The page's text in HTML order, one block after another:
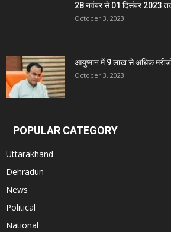
28 नवंबर से 01 दिसंबर 2023 तक
October 3, 2023
आयुष्मान में 9 लाख से अधिक
October 3, 2023
POPULAR CATEGORY
Uttarakhand
Dehradun
News
Political
National